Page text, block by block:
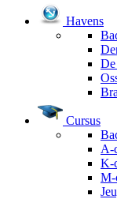
Havens
Cursus
A-
K-
M-